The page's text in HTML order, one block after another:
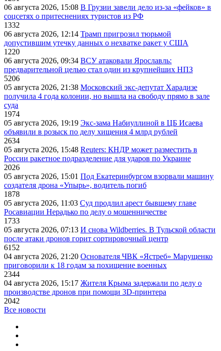
06 августа 2026, 15:08 В Грузии завели дело из-за «фейков» в
соцсетях о притеснениях туристов из РФ
1332
06 августа 2026, 12:14 Трамп пригрозил тюрьмой
допустившим утечку данных о нехватке ракет у США
1220
06 августа 2026, 09:34 ВСУ атаковали Ярославль:
предварительной целью стал один из крупнейших НПЗ
5206
05 августа 2026, 21:38 Московский экс-депутат Харадизе
получила 4 года колонии, но вышла на свободу прямо в зале
суда
1974
05 августа 2026, 19:19 Экс-зама Набиуллиной в ЦБ Исаева
объявили в розыск по делу хищения 4 млрд рублей
2634
05 августа 2026, 15:48 Reuters: КНДР может разместить в
России ракетное подразделение для ударов по Украине
2026
05 августа 2026, 15:01 Под Екатеринбургом взорвали машину
создателя дрона «Упырь», водитель погиб
1878
05 августа 2026, 11:03 Суд продлил арест бывшему главе
Росавиации Нерадько по делу о мошенничестве
1733
05 августа 2026, 07:13 И снова Wildberries. В Тульской области
после атаки дронов горит сортировочный центр
6152
04 августа 2026, 21:20 Основателя ЧВК «Ястреб» Марущенко
приговорили к 18 годам за похищение военных
2344
04 августа 2026, 15:17 Жителя Крыма задержали по делу о
производстве дронов при помощи 3D‑принтера
2042
Все новости